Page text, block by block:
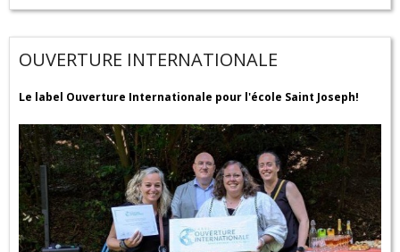
OUVERTURE INTERNATIONALE
Le label Ouverture Internationale pour l'école Saint Joseph!